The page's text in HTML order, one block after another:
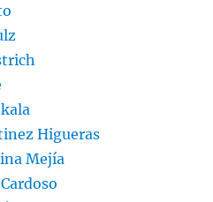
Higueras
Mejía